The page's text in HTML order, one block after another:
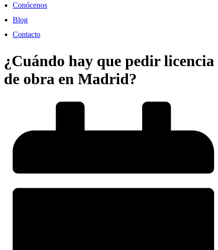
Conócenos
Blog
Contacto
¿Cuándo hay que pedir licencia
de obra en Madrid?​